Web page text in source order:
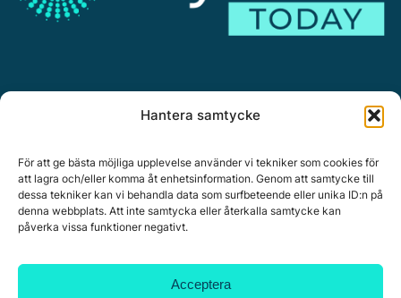
Hantera samtycke
För att ge bästa möjliga upplevelse använder vi tekniker som cookies för
att lagra och/eller komma åt enhetsinformation. Genom att samtycke till
dessa tekniker kan vi behandla data som surfbeteende eller unika ID:n på
denna webbplats. Att inte samtycka eller återkalla samtycke kan
påverka vissa funktioner negativt.
Acceptera
Personuppgiftspolicy
www.citymark.se, Tel. växel 0651-15050,Policy för
datahantering, integritet och cookies.